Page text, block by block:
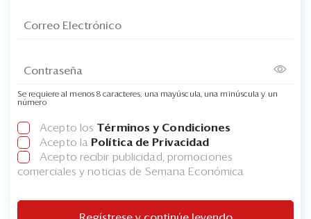
Se requiere al menos 8 caracteres, una mayúscula, una minúscula y un
número
Acepto los Términos y Condiciones
Acepto la Política de Privacidad
Acepto recibir publicidad, promociones
comerciales y noticias de Semana Económica